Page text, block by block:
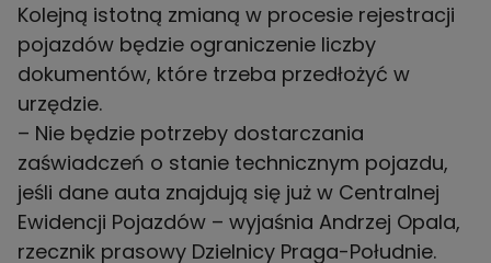
Kolejną istotną zmianą w procesie rejestracji
pojazdów będzie ograniczenie liczby
dokumentów, które trzeba przedłożyć w
urzędzie.
– Nie będzie potrzeby dostarczania
zaświadczeń o stanie technicznym pojazdu,
jeśli dane auta znajdują się już w Centralnej
Ewidencji Pojazdów – wyjaśnia Andrzej Opala,
rzecznik prasowy Dzielnicy Praga-Południe.